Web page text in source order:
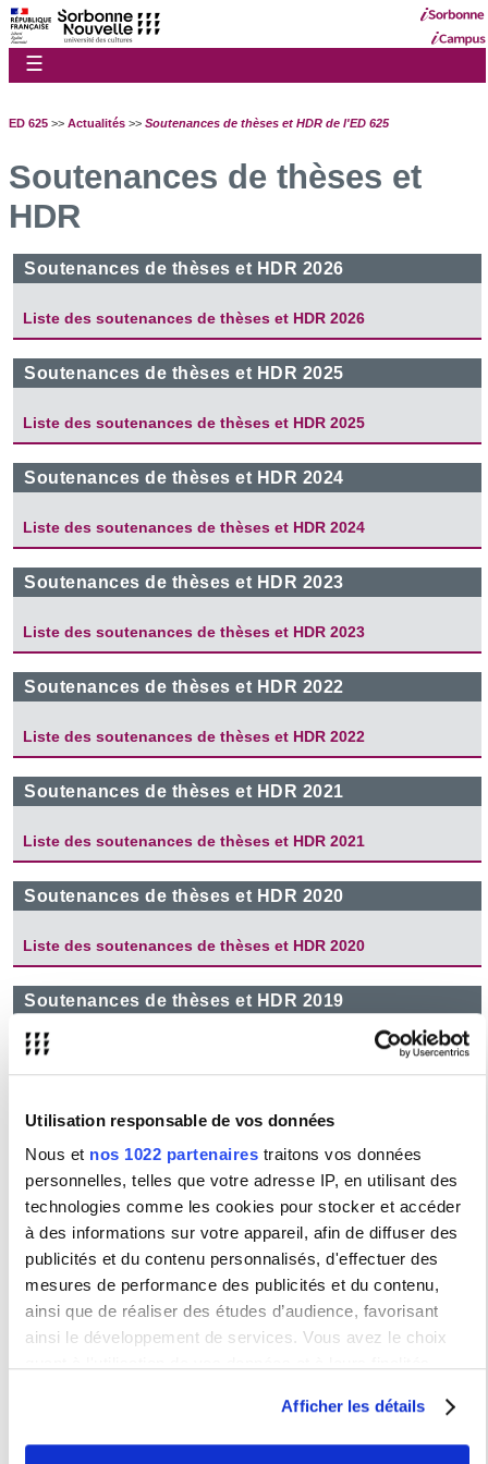
Utilisation responsable de vos données
Nous et nos 1022 partenaires traitons vos données
personnelles, telles que votre adresse IP, en utilisant des
technologies comme les cookies pour stocker et accéder
à des informations sur votre appareil, afin de diffuser des
publicités et du contenu personnalisés, d'effectuer des
mesures de performance des publicités et du contenu,
ainsi que de réaliser des études d’audience, favorisant
ainsi le développement de services. Vous avez le choix
moment en consultant la Déclaration relative aux cookies
ou en cliquant sur l'icône de confidentialité.
Afficher les détails
☰
ED 625 >> Actualités >> Soutenances de thèses et HDR de l'ED 625
Soutenances de thèses et
HDR
Soutenances de thèses et HDR 2026
Liste des soutenances de thèses et HDR 2026
Soutenances de thèses et HDR 2025
Liste des soutenances de thèses et HDR 2025
Soutenances de thèses et HDR 2024
Liste des soutenances de thèses et HDR 2024
Soutenances de thèses et HDR 2023
Liste des soutenances de thèses et HDR 2023
Soutenances de thèses et HDR 2022
Liste des soutenances de thèses et HDR 2022
Soutenances de thèses et HDR 2021
Liste des soutenances de thèses et HDR 2021
Soutenances de thèses et HDR 2020
Liste des soutenances de thèses et HDR 2020
Soutenances de thèses et HDR 2019
Liste des soutenances de thèses et HDR 2019
Liste des soutenances de thèses et HDR 2018
Soutenances de thèses et HDR 2017
Liste des soutenances de thèses et HDR 2017
Soutenances de thèses et HDR 2016
Liste des soutenances de thèses et HDR 2016
Soutenances de thèses et HDR 2015